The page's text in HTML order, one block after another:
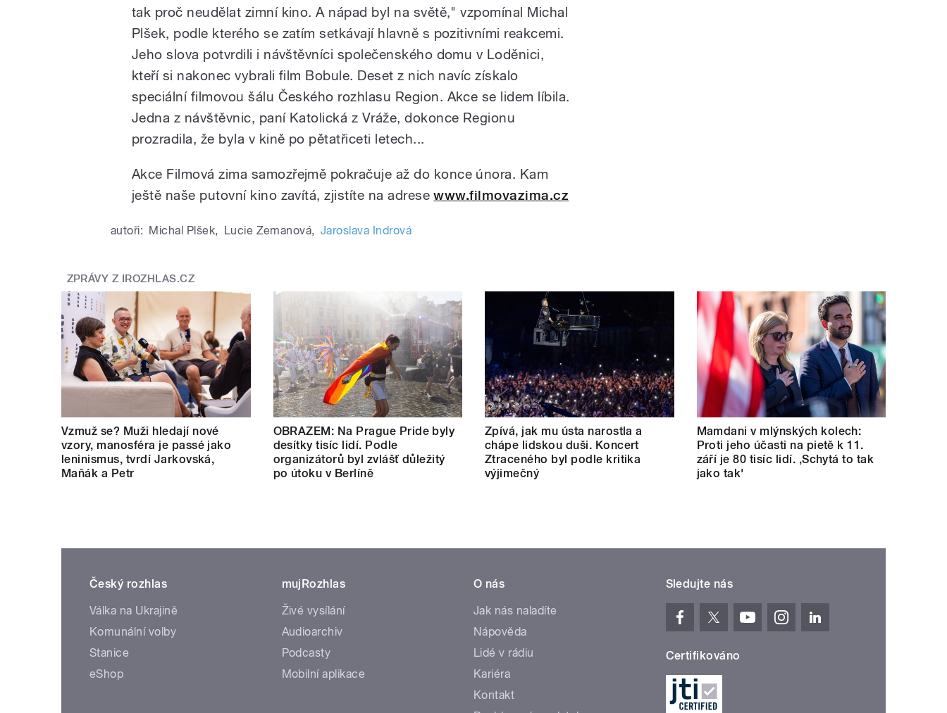
tak proč neudělat zimní kino. A nápad byl na světě," vzpomínal Michal
Plšek, podle kterého se zatím setkávají hlavně s pozitivními reakcemi.
Jeho slova potvrdili i návštěvníci společenského domu v Loděnici,
kteří si nakonec vybrali film Bobule. Deset z nich navíc získalo
speciální filmovou šálu Českého rozhlasu Region. Akce se lidem líbila.
Jedna z návštěvnic, paní Katolická z Vráže, dokonce Regionu
prozradila, že byla v kině po pětatřiceti letech...
Akce Filmová zima samozřejmě pokračuje až do konce února. Kam
ještě naše putovní kino zavítá, zjistíte na adresewww.filmovazima.cz
autoři: Michal Plšek, Lucie Zemanová, Jaroslava Indrová
ZPRÁVY Z IROZHLAS.CZ
Vzmuž se? Muži hledají nové
vzory, manosféra je passé jako
leninismus, tvrdí Jarkovská,
Maňák a Petr
OBRAZEM: Na Prague Pride byly
desítky tisíc lidí. Podle
organizátorů byl zvlášť důležitý
po útoku v Berlíně
Zpívá, jak mu ústa narostla a
chápe lidskou duši. Koncert
Ztraceného byl podle kritika
výjimečný
Mamdani v mlýnských kolech:
Proti jeho účasti na pietě k 11.
září je 80 tisíc lidí. ‚Schytá to tak
jako tak'
Český rozhlas
Válka na Ukrajině
Komunální volby
Stanice
eShop
mujRozhlas
Živé vysílání
Audioarchiv
Podcasty
Mobilní aplikace
O nás
Jak nás naladíte
Nápověda
Lidé v rádiu
Kariéra
Kontakt
Sledujte nás
Certifikováno